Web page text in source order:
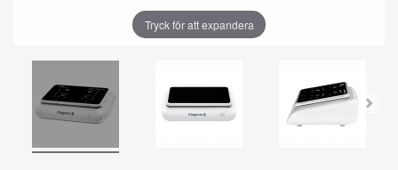
Tryck för att expandera